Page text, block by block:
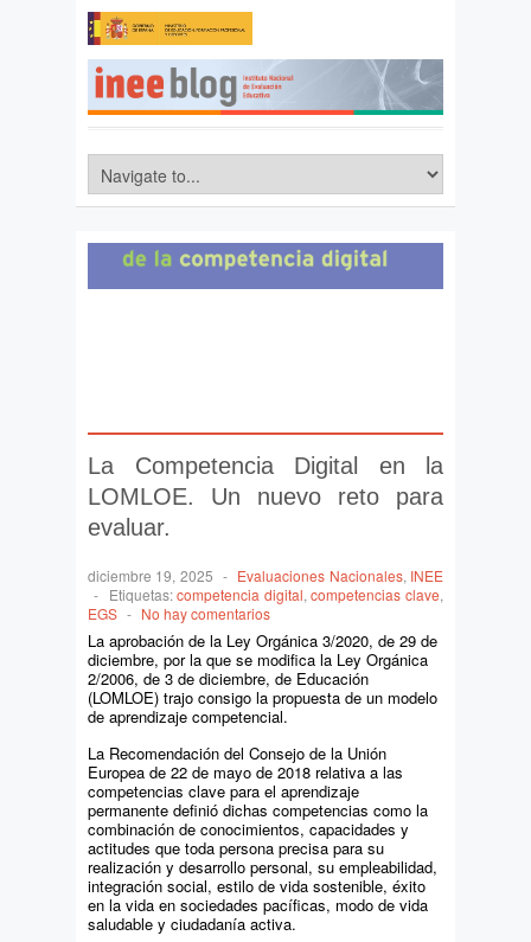
La Competencia Digital en la
LOMLOE. Un nuevo reto para
evaluar.
diciembre 19, 2025 - Evaluaciones Nacionales, INEE
- Etiquetas:competencia digital,competencias clave,
EGS - No hay comentarios
La aprobación de la Ley Orgánica 3/2020, de 29 de
diciembre, por la que se modifica la Ley Orgánica
2/2006, de 3 de diciembre, de Educación
(LOMLOE) trajo consigo la propuesta de un modelo
de aprendizaje competencial.
La Recomendación del Consejo de la Unión
Europea de 22 de mayo de 2018 relativa a las
competencias clave para el aprendizaje
permanente definió dichas competencias como la
combinación de conocimientos, capacidades y
actitudes que toda persona precisa para su
realización y desarrollo personal, su empleabilidad,
integración social, estilo de vida sostenible, éxito
en la vida en sociedades pacíficas, modo de vida
saludable y ciudadanía activa.